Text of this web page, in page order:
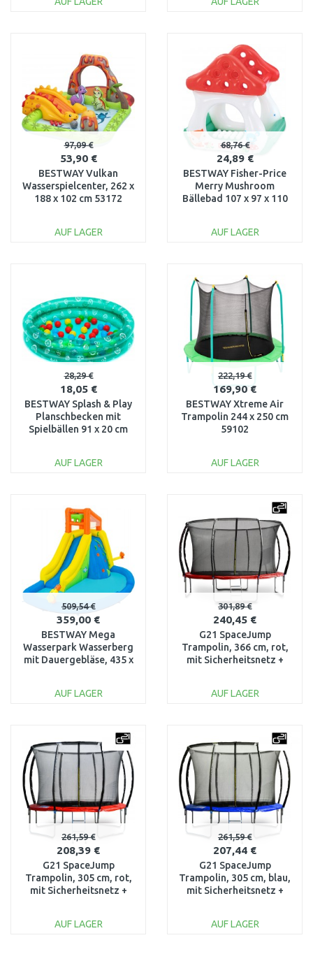
Vergleichen Vergleichen
97,09 €
53,90 €
BESTWAY Vulkan
Wasserspielcenter, 262 x
188 x 102 cm 53172
AUF LAGER
68,76 €
24,89 €
BESTWAY Fisher-Price
Merry Mushroom
Bällebad 107 x 97 x 110
AUF LAGER
Vergleichen
28,29 €
18,05 €
BESTWAY Splash & Play
Planschbecken mit
Spielbällen 91 x 20 cm
AUF LAGER
Vergleichen
222,19 €
169,90 €
BESTWAY Xtreme Air
Trampolin 244 x 250 cm
59102
AUF LAGER
Vergleichen
509,54 €
359,00 €
BESTWAY Mega
Wasserpark Wasserberg
mit Dauergebläse, 435 x
AUF LAGER
Vergleichen
301,89 €
240,45 €
G21 SpaceJump
Trampolin, 366 cm, rot,
mit Sicherheitsnetz +
AUF LAGER
Vergleichen
261,59 €
208,39 €
G21 SpaceJump
Trampolin, 305 cm, rot,
mit Sicherheitsnetz +
AUF LAGER
261,59 €
207,44 €
G21 SpaceJump
Trampolin, 305 cm, blau,
mit Sicherheitsnetz +
AUF LAGER